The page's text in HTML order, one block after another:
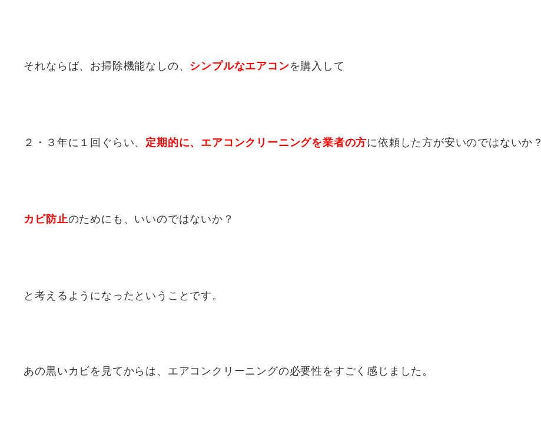
それならば、お掃除機能なしの、 シンプルなエアコンを購入して
２・３年に１回ぐらい、 定期的に、エアコンクリーニングを業者の方に依頼した方が安いのではないか？
カビ防止のためにも、いいのではないか？
と考えるようになったということです。
あの黒いカビを見てからは、エアコンクリーニングの必要性をすごく感じました。